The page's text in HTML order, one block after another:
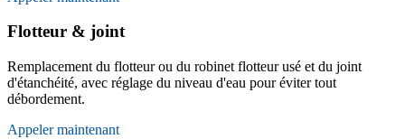
Flotteur & joint
Remplacement du flotteur ou du robinet flotteur usé et du joint
d'étanchéité, avec réglage du niveau d'eau pour éviter tout
débordement.
Appeler maintenant